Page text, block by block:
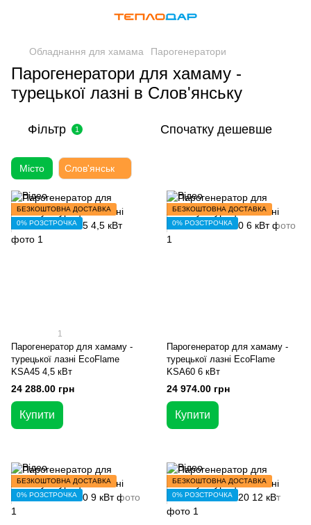
Обладнання для хамама Парогенератори
Парогенератори для хамаму -
турецької лазні в Слов'янську
Фільтр 1 Спочатку дешевше
Місто Слов'янськ
БЕЗКОШТОВНА ДОСТАВКА
0% РОЗСТРОЧКА
1
Парогенератор для хамаму -
турецької лазні EcoFlame
KSA45 4,5 кВт
24 288.00 грн
Купити
БЕЗКОШТОВНА ДОСТАВКА
0% РОЗСТРОЧКА
Парогенератор для хамаму -
турецької лазні EcoFlame
KSA60 6 кВт
24 974.00 грн
Купити
БЕЗКОШТОВНА ДОСТАВКА
0% РОЗСТРОЧКА
БЕЗКОШТОВНА ДОСТАВКА
0% РОЗСТРОЧКА